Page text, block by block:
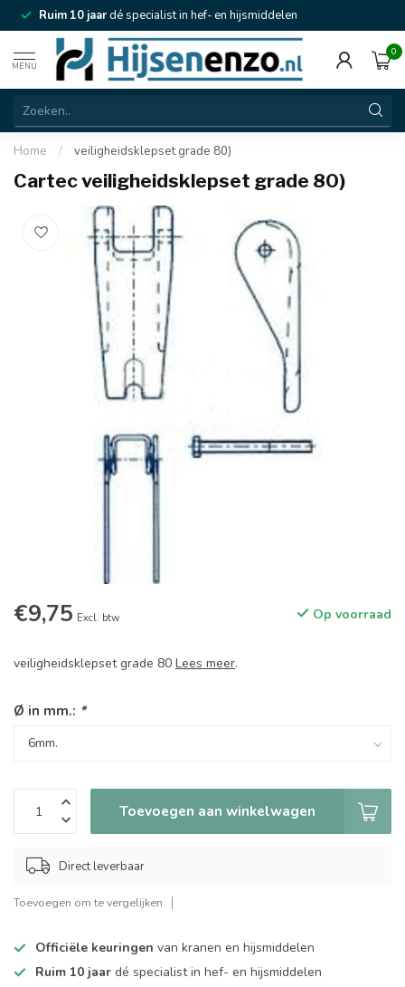
Ruim 10 jaardé specialist in hef- en hijsmiddelen
MENU
0
Home / veiligheidsklepset grade 80)
Cartec veiligheidsklepset grade 80)
€9,75 Excl. btw Op voorraad
veiligheidsklepset grade 80 Lees meer.
Ø in mm.: *
Toevoegen aan winkelwagen
Direct leverbaar
Toevoegen om te vergelijken
Officiële keuringen van kranen en hijsmiddelen
Ruim 10 jaar dé specialist in hef- en hijsmiddelen